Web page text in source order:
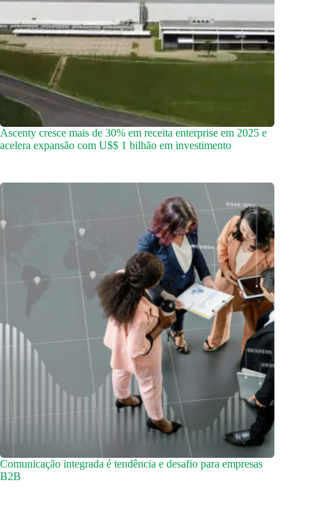
Ascenty cresce mais de 30% em receita enterprise em 2025 e
acelera expansão com U$$ 1 bilhão em investimento
Comunicação integrada é tendência e desafio para empresas
B2B